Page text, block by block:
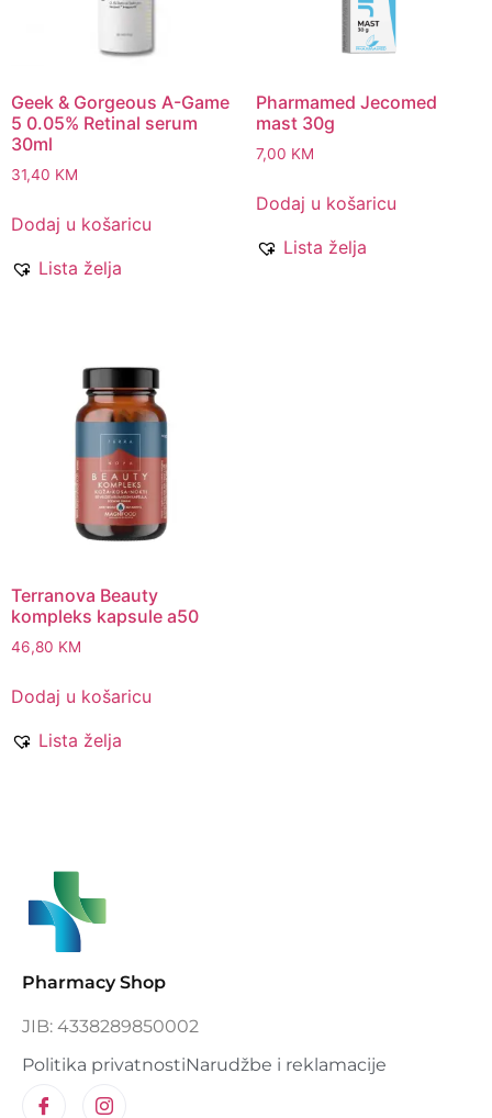
Geek & Gorgeous A-Game
5 0.05% Retinal serum
30ml
31,40 KM
Dodaj u košaricu
Lista želja
Pharmamed Jecomed
mast 30g
7,00 KM
Dodaj u košaricu
Lista želja
Terranova Beauty
kompleks kapsule a50
46,80 KM
Dodaj u košaricu
Lista želja
Pharmacy Shop
JIB: 4338289850002
Politika privatnostiNarudžbe i reklamacije